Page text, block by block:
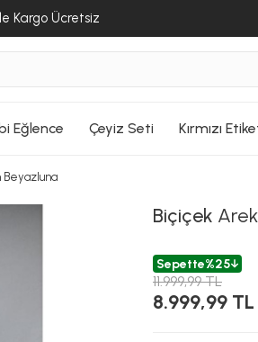
Kargo Ücretsiz
Eğlence Çeyiz Seti Kırmızı
DEVAM ET
Beyazluna
Biçiçek
Sepette%25
11.999,99 TL
8.999,99 TL
DEVAM ET
DEVAM ET